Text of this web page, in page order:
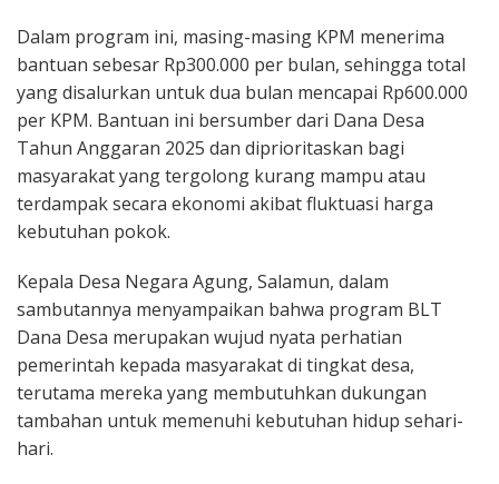
Dalam program ini, masing-masing KPM menerima
bantuan sebesar Rp300.000 per bulan, sehingga total
yang disalurkan untuk dua bulan mencapai Rp600.000
per KPM. Bantuan ini bersumber dari Dana Desa
Tahun Anggaran 2025 dan diprioritaskan bagi
masyarakat yang tergolong kurang mampu atau
terdampak secara ekonomi akibat fluktuasi harga
kebutuhan pokok.
Kepala Desa Negara Agung, Salamun, dalam
sambutannya menyampaikan bahwa program BLT
Dana Desa merupakan wujud nyata perhatian
pemerintah kepada masyarakat di tingkat desa,
terutama mereka yang membutuhkan dukungan
tambahan untuk memenuhi kebutuhan hidup sehari-
hari.